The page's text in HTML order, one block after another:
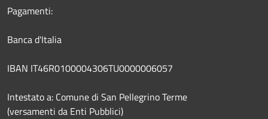
Pagamenti:
Banca d'Italia
IBAN IT46R0100004306TU0000006057
Intestato a: Comune di San Pellegrino Terme
(versamenti da Enti Pubblici)